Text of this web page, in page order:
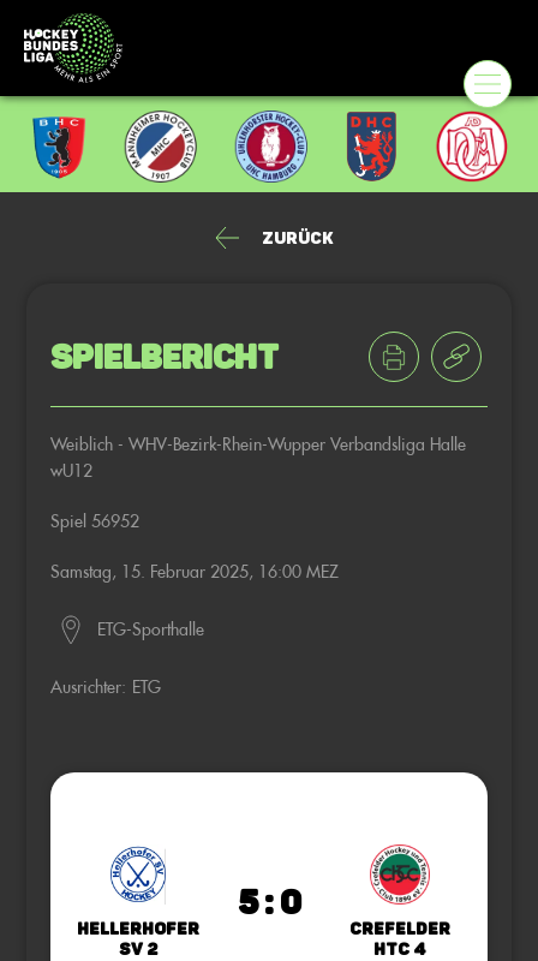
Zurück
Spielbericht
Weiblich - WHV-Bezirk-Rhein-Wupper Verbandsliga Halle
wU12
Spiel 56952
Samstag, 15. Februar 2025, 16:00 MEZ
ETG-Sporthalle
Ausrichter: ETG
Hellerhofer
SV 2
5 : 0
Crefelder
HTC 4